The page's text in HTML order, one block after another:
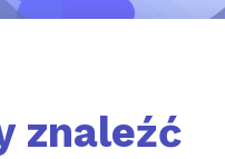
znaleźć